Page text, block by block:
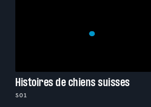
Histoires de chiens suisses
S01